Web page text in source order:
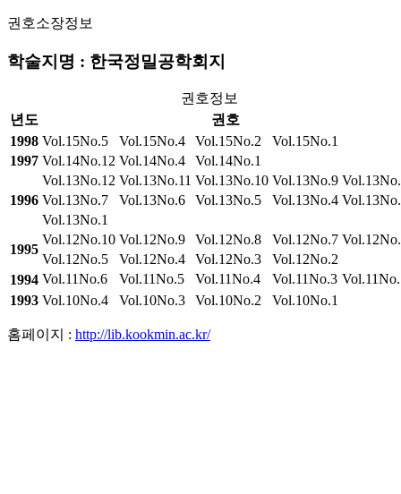
권호소장정보
학술지명 : 한국정밀공학회지
권호정보
년도
권호
1998 Vol.15No.5 Vol.15No.4 Vol.15No.2
Vol.15No.1
1997 Vol.14No.12 Vol.14No.4 Vol.14No.1
1996
Vol.13No.12 Vol.13No.11 Vol.13No.10 Vol.13No.9
Vol.13No.7
Vol.13No.6 Vol.13No.5 Vol.13No.4
Vol.13No.1
1995
Vol.12No.10 Vol.12No.9 Vol.12No.8 Vol.12No.7
Vol.12No.5
Vol.12No.4 Vol.12No.3
Vol.12No.2
1994 Vol.11No.6 Vol.11No.5 Vol.11No.4 Vol.11No.3
1993 Vol.10No.4 Vol.10No.3 Vol.10No.2 Vol.10No.1
홈페이지 : http://lib.kookmin.ac.kr/